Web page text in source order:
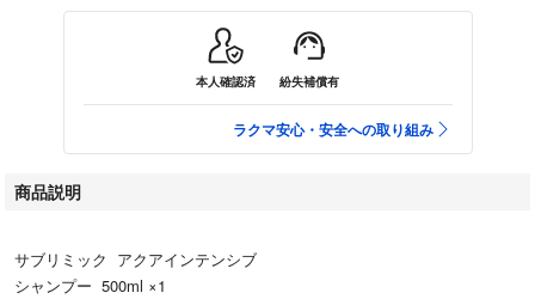
本人確認済 紛失補償有
ラクマ安心・安全への取り組み
商品説明
サブリミック アクアインテンシブ
シャンプー 500ml ×1